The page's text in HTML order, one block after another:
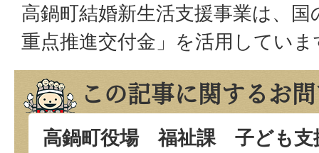
高鍋町結婚新生活支援事業は、
重点推進交付金」を活用していま
この記事に関するお
高鍋町役場 福祉課 子ども支